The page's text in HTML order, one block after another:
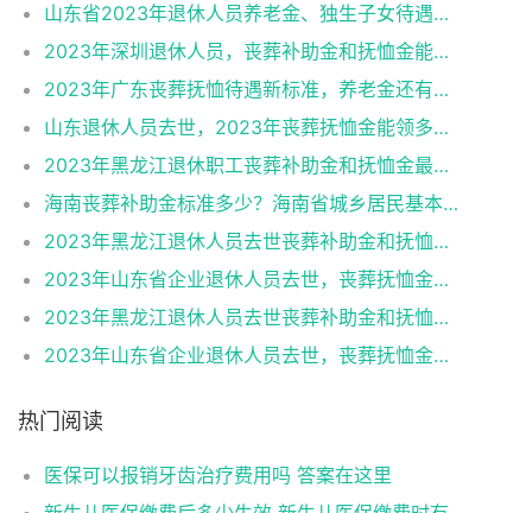
山东省2023年退休人员养老金、独生子女待遇、丧葬补贴新变化!下面
2023年深圳退休人员，丧葬补助金和抚恤金能领多少？
2023年广东丧葬抚恤待遇新标准，养老金还有这三大变化
山东退休人员去世，2023年丧葬抚恤金能领多少钱？
2023年黑龙江退休职工丧葬补助金和抚恤金最新标准公布
海南丧葬补助金标准多少？海南省城乡居民基本养老保险待遇新变化
2023年黑龙江退休人员去世丧葬补助金和抚恤金标准是多少？
2023年山东省企业退休人员去世，丧葬抚恤金能领多少钱？
2023年黑龙江退休人员去世丧葬补助金和抚恤金标准是多少？
2023年山东省企业退休人员去世，丧葬抚恤金能领多少钱？
热门阅读
医保可以报销牙齿治疗费用吗 答案在这里